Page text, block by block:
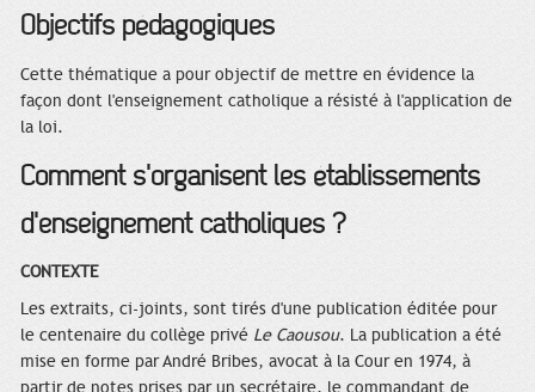
Objectifs pédagogiques
Cette thématique a pour objectif de mettre en évidence la
façon dont l'enseignement catholique a résisté à l'application de
la loi.
Comment s'organisent les établissements
d'enseignement catholiques ?
CONTEXTE
Les extraits, ci-joints, sont tirés d'une publication éditée pour
le centenaire du collège privé Le Caousou. La publication a été
mise en forme par André Bribes, avocat à la Cour en 1974, à